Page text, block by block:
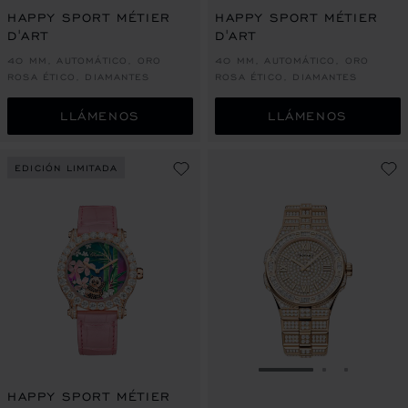
HAPPY SPORT MÉTIER
D'ART
40 MM, AUTOMÁTICO, ORO
ROSA ÉTICO, DIAMANTES
LLÁMENOS
HAPPY SPORT MÉTIER
D'ART
40 MM, AUTOMÁTICO, ORO
ROSA ÉTICO, DIAMANTES
LLÁMENOS
EDICIÓN LIMITADA
HAPPY SPORT MÉTIER
IR A LA